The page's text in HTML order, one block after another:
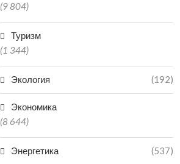
(9 804)
Туризм
(1 344)
Экология (192)
Экономика
(8 644)
Энергетика (537)